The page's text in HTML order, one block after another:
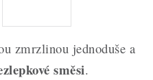
objednávka
zmrzlinou jednoduše a
směsi.